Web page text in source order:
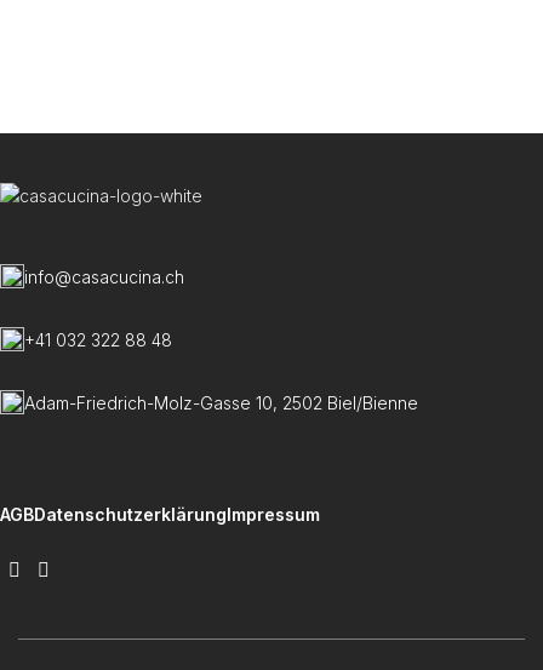
info@casacucina.ch
+41 032 322 88 48
Adam-Friedrich-Molz-Gasse 10, 2502 Biel/Bienne
AGBDatenschutzerklärungImpressum